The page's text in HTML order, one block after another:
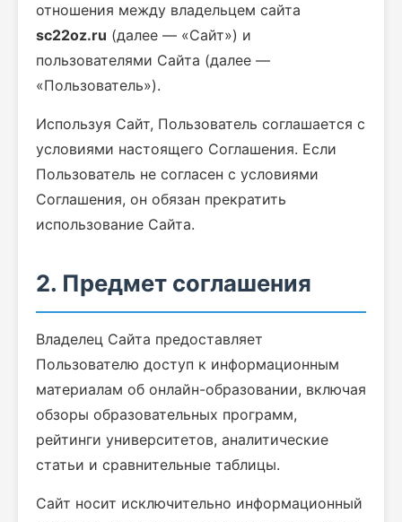
отношения между владельцем сайта
sc22oz.ru (далее — «Сайт») и
пользователями Сайта (далее —
«Пользователь»).
Используя Сайт, Пользователь соглашается с
условиями настоящего Соглашения. Если
Пользователь не согласен с условиями
Соглашения, он обязан прекратить
использование Сайта.
2. Предмет соглашения
Владелец Сайта предоставляет
Пользователю доступ к информационным
материалам об онлайн-образовании, включая
обзоры образовательных программ,
рейтинги университетов, аналитические
статьи и сравнительные таблицы.
Сайт носит исключительно информационный